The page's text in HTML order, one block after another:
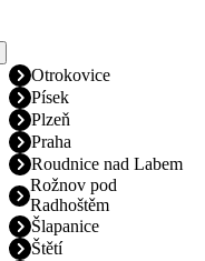
Otrokovice
Písek
Plzeň
Praha
Roudnice nad Labem
Rožnov pod
Radhoštěm
Šlapanice
Štětí